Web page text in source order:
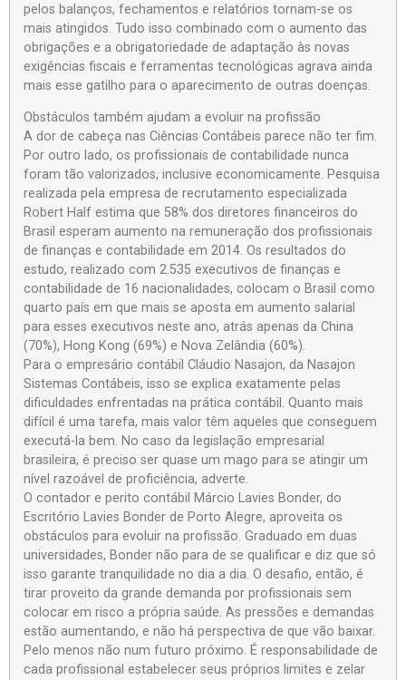
pelos balanços, fechamentos e relatórios tornam-se os
mais atingidos. Tudo isso combinado com o aumento das
obrigações e a obrigatoriedade de adaptação às novas
exigências fiscais e ferramentas tecnológicas agrava ainda
mais esse gatilho para o aparecimento de outras doenças.
Obstáculos também ajudam a evoluir na profissão
A dor de cabeça nas Ciências Contábeis parece não ter fim.
Por outro lado, os profissionais de contabilidade nunca
foram tão valorizados, inclusive economicamente. Pesquisa
realizada pela empresa de recrutamento especializada
Robert Half estima que 58% dos diretores financeiros do
Brasil esperam aumento na remuneração dos profissionais
de finanças e contabilidade em 2014. Os resultados do
estudo, realizado com 2.535 executivos de finanças e
contabilidade de 16 nacionalidades, colocam o Brasil como
quarto país em que mais se aposta em aumento salarial
para esses executivos neste ano, atrás apenas da China
(70%), Hong Kong (69%) e Nova Zelândia (60%).
Para o empresário contábil Cláudio Nasajon, da Nasajon
Sistemas Contábeis, isso se explica exatamente pelas
dificuldades enfrentadas na prática contábil. Quanto mais
difícil é uma tarefa, mais valor têm aqueles que conseguem
executá-la bem. No caso da legislação empresarial
brasileira, é preciso ser quase um mago para se atingir um
nível razoável de proficiência, adverte.
O contador e perito contábil Márcio Lavies Bonder, do
Escritório Lavies Bonder de Porto Alegre, aproveita os
obstáculos para evoluir na profissão. Graduado em duas
universidades, Bonder não para de se qualificar e diz que só
isso garante tranquilidade no dia a dia. O desafio, então, é
tirar proveito da grande demanda por profissionais sem
colocar em risco a própria saúde. As pressões e demandas
estão aumentando, e não há perspectiva de que vão baixar.
Pelo menos não num futuro próximo. É responsabilidade de
cada profissional estabelecer seus próprios limites e zelar